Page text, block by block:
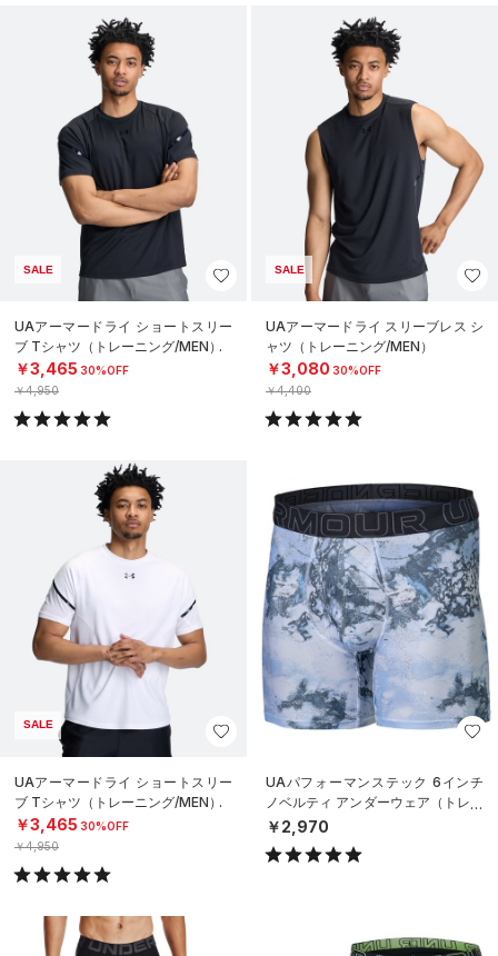
SALE
UAアーマードライ ショートスリー
ブ Tシャツ（トレーニング/MEN）
￥3,465 30%OFF
￥4,950
SALE
UAアーマードライ スリーブレス シ
ャツ（トレーニング/MEN）
￥3,080 30%OFF
￥4,400
SALE
UAアーマードライ ショートスリー
ブ Tシャツ（トレーニング/MEN）
￥3,465 30%OFF
￥4,950
UAパフォーマンステック 6インチ
ノベルティ アンダーウェア（トレー
ニング/MEN）
￥2,970